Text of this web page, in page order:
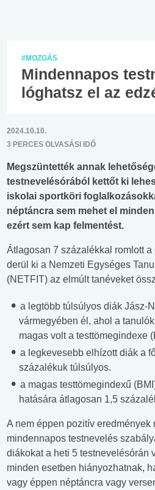
#MOZGÁS
Mindennapos
lóghatsz el az
2024.10.10.
3 PERCES OLVASÁSI IDŐ
Megszüntették annak
testnevelésórából kettőt ki
iskolai sportköri
néptáncra sem mehet el
ezért sem kap felmentést.
Átlagosan 7 százalékkal romlott
derül ki a Nemzeti Egységes
(NETFIT) az elmúlt tanéveket
a legtöbb túlsúlyos diák Jász-
vármegyében él, ahol a
magas volt a testtömegindexe
a legkevesebb elhízott diák a
százalékuk túlsúlyos.
a magas testtömegindexű
hatására átlagosan 1,5
A nem éppen pozitív eredmények
mindennapos testnevelés
diákokat a heti 5 testnevelésórán
minden esetben hiányozhatnak,
vagy éppen néptáncra vagy